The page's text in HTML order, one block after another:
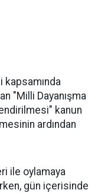
kapsamında
"Milli Dayanışma
kanun
ardından
ile oylamaya
gün içerisinde